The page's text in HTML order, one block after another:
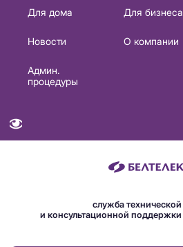
Основная
навигация
Для дома Для бизнеса
Новости
О компании
Админ.
процедуры
служба технической
и консультационной поддержки